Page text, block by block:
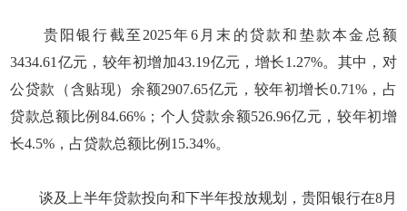
贵阳银行截至2025年6月末的贷款和垫款本金总额
3434.61亿元，较年初增加43.19亿元，增长1.27%。其中，对
公贷款（含贴现）余额2907.65亿元，较年初增长0.71%，占
贷款总额比例84.66%；个人贷款余额526.96亿元，较年初增
长4.5%，占贷款总额比例15.34%。
谈及上半年贷款投向和下半年投放规划，贵阳银行在8月